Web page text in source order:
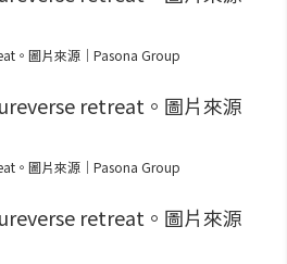
。圖片來源｜Pasona Group
。圖片來源｜Pasona Group